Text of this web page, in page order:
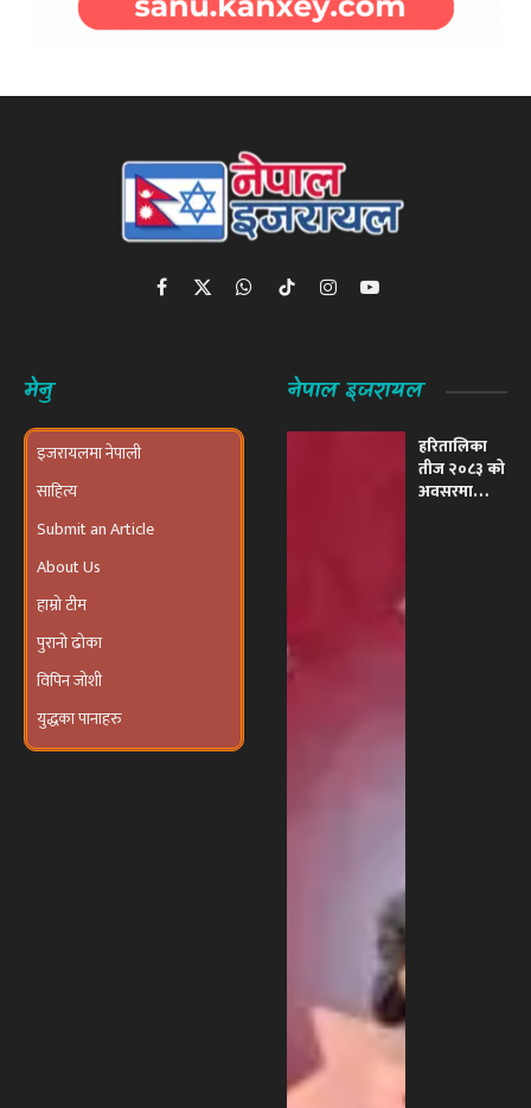
Facebook
X
WhatsAppTikTokInstagramYouTube
मेनु
इजरायलमा नेपाली
साहित्य
Submit an Article
About Us
हाम्रो टीम
पुरानो ढोका
विपिन जोशी
युद्धका पानाहरु
नेपाल इजरायल
हरितालिका
तीज २०८३ को
अवसरमा